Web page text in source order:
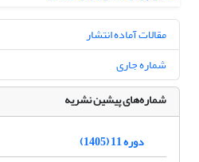
مقالات آماده انتشار
شماره جاری
شماره‌های پیشین نشریه
دوره 11 (1405)